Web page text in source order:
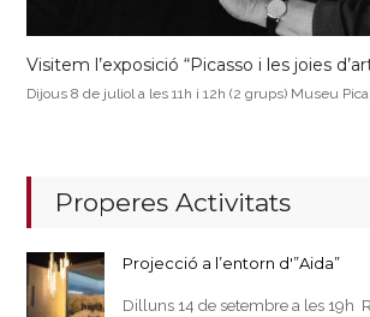
Visitem l’exposició “Picasso i les joies
Dijous 8 de juliol a les 11h i 12h (2 grups) Museu
Properes Activitats
Projecció a l’entorn d'”Aida”
Dilluns 14 de setembre a les 19h